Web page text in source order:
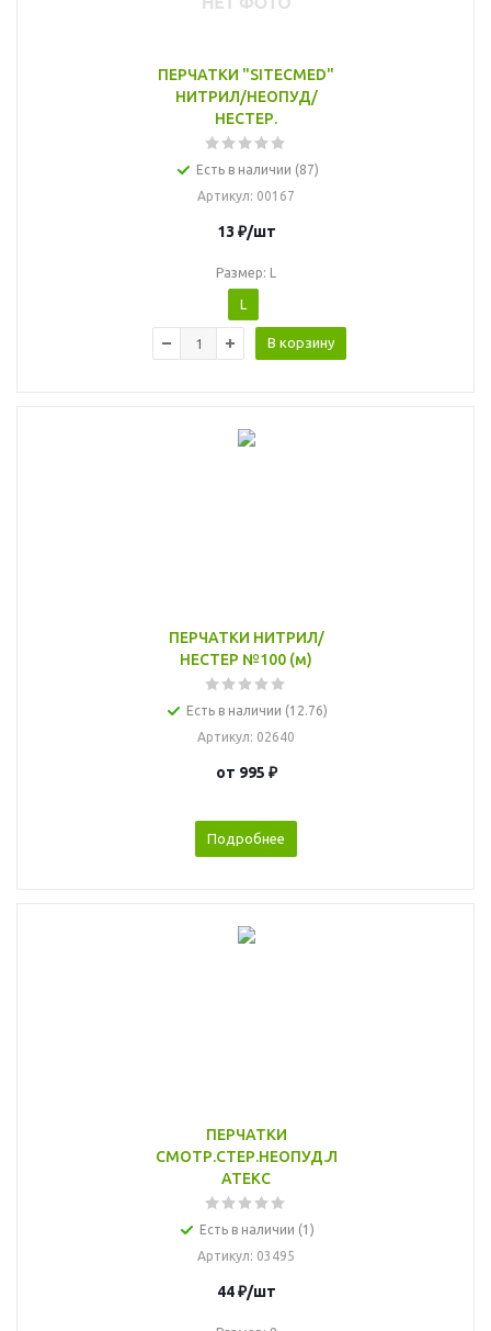
ПЕРЧАТКИ "SITECMED"
НИТРИЛ/НЕОПУД/
НЕСТЕР.
Есть в наличии (87)
Артикул: 00167
13 ₽/шт
Размер: L
L
В корзину
ПЕРЧАТКИ НИТРИЛ/
НЕСТЕР №100 (м)
Есть в наличии (12.76)
Артикул: 02640
от 995 ₽
Подробнее
ПЕРЧАТКИ
СМОТР.СТЕР.НЕОПУД.Л
АТЕКС
Есть в наличии (1)
Артикул: 03495
44₽/шт